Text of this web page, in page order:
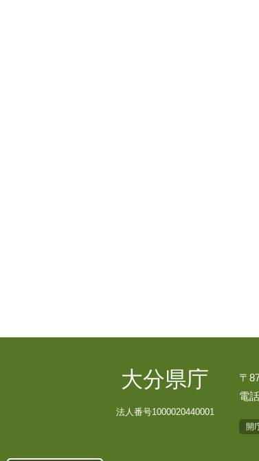
大分県庁
法人番号1000020440001
〒
電
開